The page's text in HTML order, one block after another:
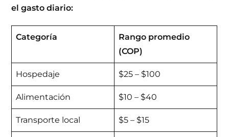
el gasto diario:
Categoría
Rango promedio
(COP)
Hospedaje $25 – $100
Alimentación $10 – $40
Transporte local $5 – $15